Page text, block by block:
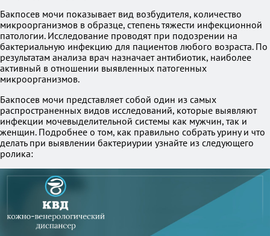
Бакпосев мочи показывает вид возбудителя, количество
микроорганизмов в образце, степень тяжести инфекционной
патологии. Исследование проводят при подозрении на
бактериальную инфекцию для пациентов любого возраста. По
результатам анализа врач назначает антибиотик, наиболее
активный в отношении выявленных патогенных
микроорганизмов.
Бакпосев мочи представляет собой один из самых
распространенных видов исследований, которые выявляют
инфекции мочевыделительной системы как мужчин, так и
женщин. Подробнее о том, как правильно собрать урину и что
делать при выявлении бактериурии узнайте из следующего
ролика: